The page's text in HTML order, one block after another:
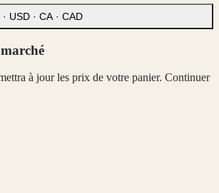
· USD · CA · CAD
à jour les prix de votre panier. Continuer